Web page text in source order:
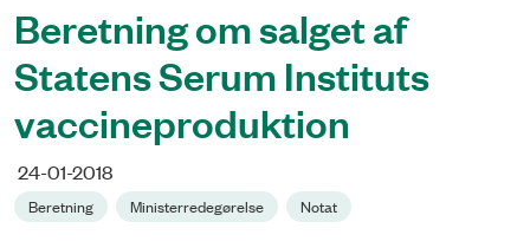
Beretning om salget af
Statens Serum Instituts
vaccineproduktion
24-01-2018
Beretning Ministerredegørelse Notat